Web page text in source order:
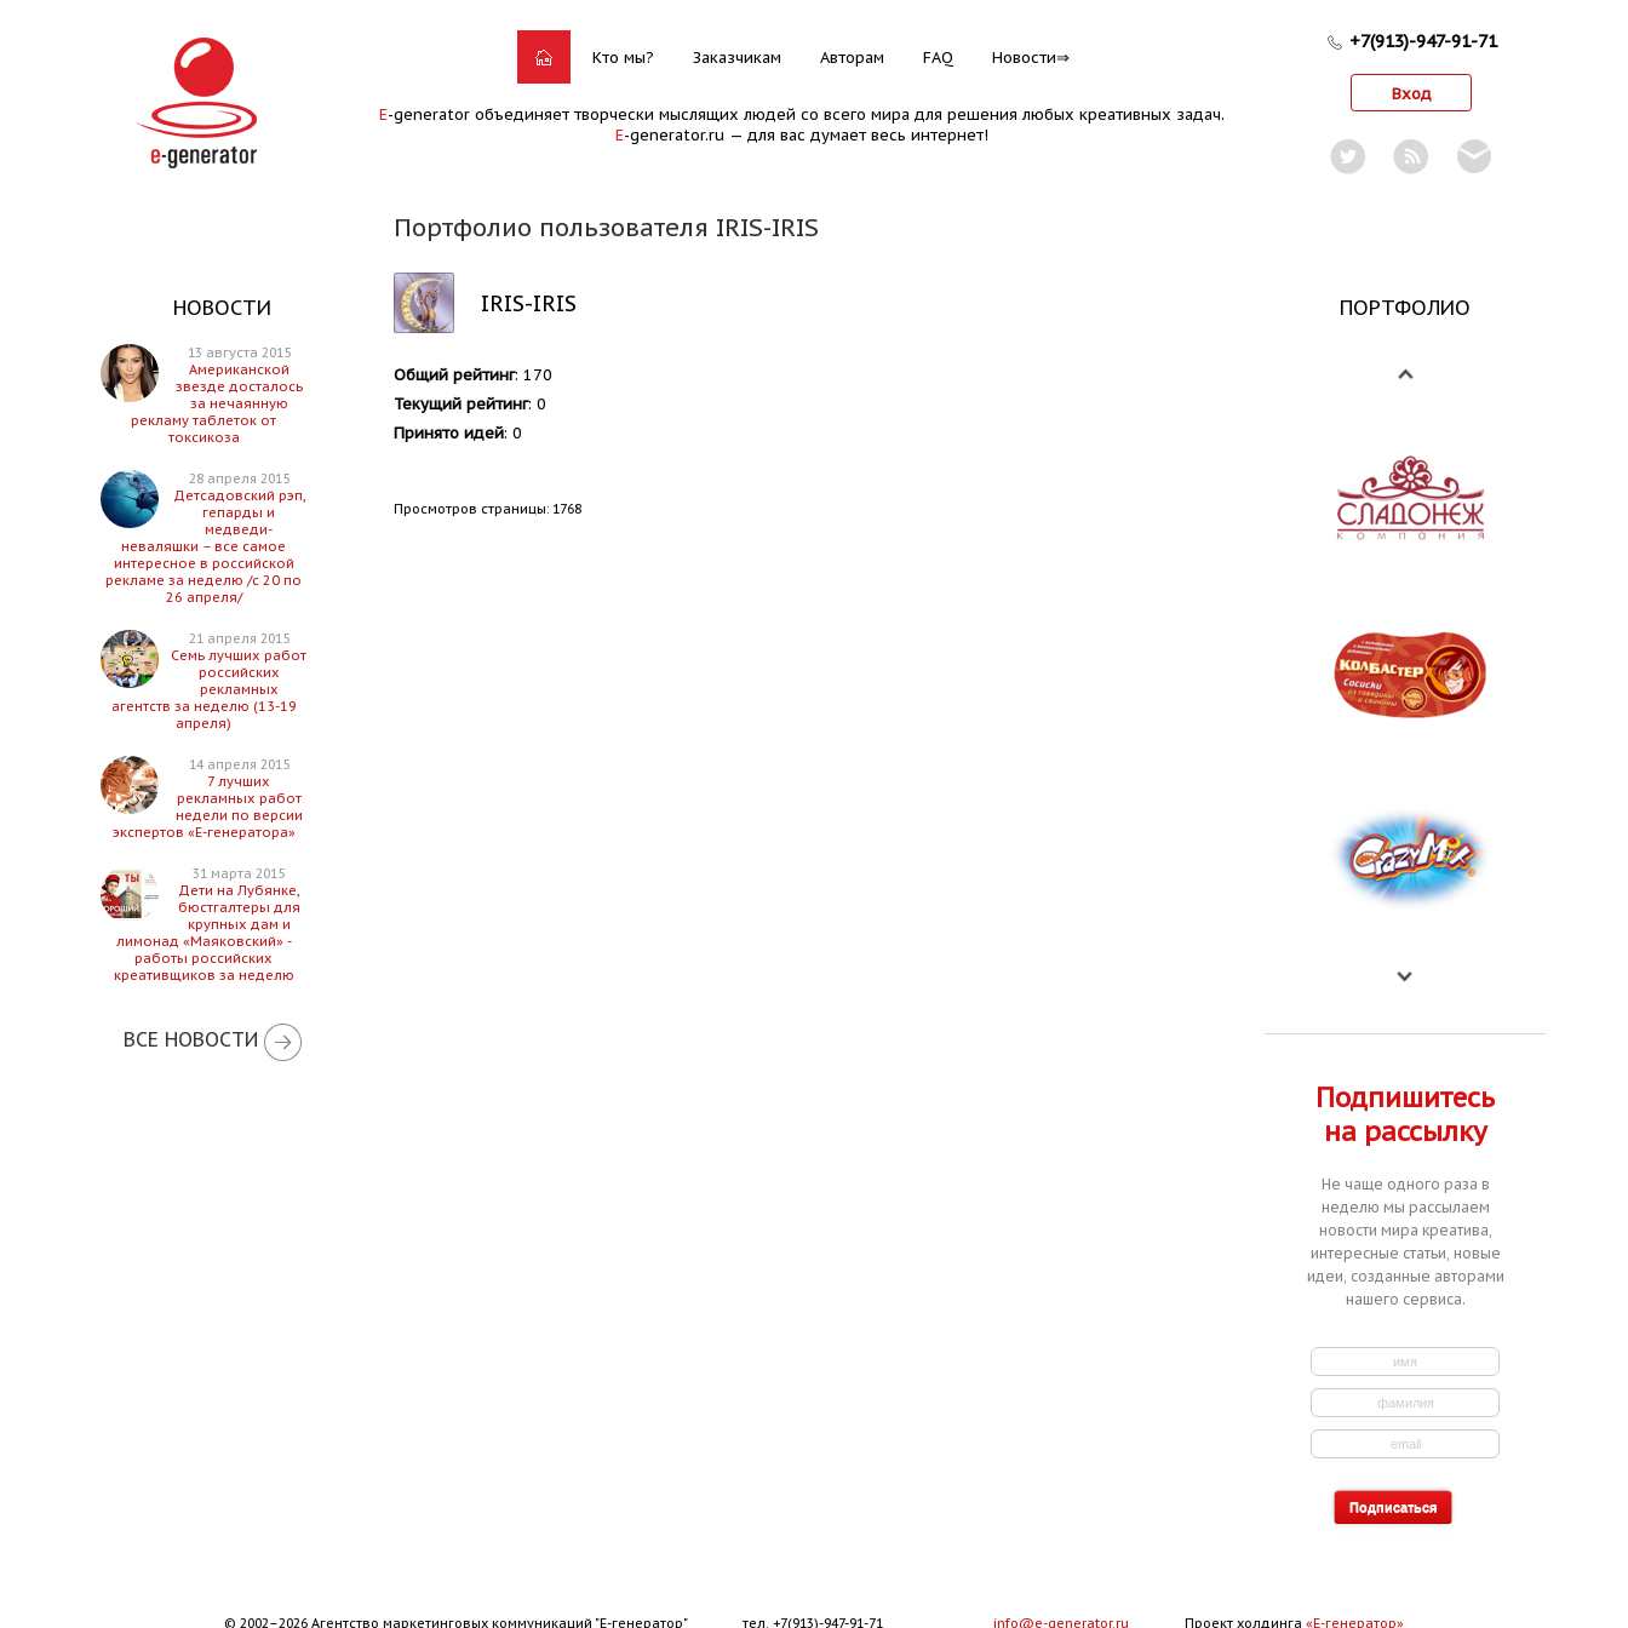
Кто мы? Заказчикам Авторам FAQ Новости
E-generator объединяет творчески мыслящих людей со всего мира для решения любых креативных задач.
E-generator.ru — для вас думает весь интернет!
+7(913)-947-91-71
Вход
Портфолио пользователя IRIS-IRIS
НОВОСТИ
13 августа 2015
Американской
звезде досталось
за нечаянную
рекламу таблеток от
токсикоза
28 апреля 2015
Детсадовский рэп,
гепарды и
медведи-
неваляшки – все самое
интересное в российской
рекламе за неделю /с 20 по
26 апреля/
21 апреля 2015
Семь лучших работ
российских
рекламных
агентств за неделю (13-19
апреля)
14 апреля 2015
7 лучших
рекламных работ
недели по версии
экспертов «Е-генератора»
31 марта 2015
Дети на Лубянке,
бюстгалтеры для
крупных дам и
лимонад «Маяковский» -
работы российских
креативщиков за неделю
ВСЕ НОВОСТИ
IRIS-IRIS
Общий рейтинг: 170
Текущий рейтинг: 0
Принято идей: 0
Просмотров страницы: 1768
ПОРТФОЛИО
Подпишитесь
на рассылку
Не чаще одного раза в
неделю мы рассылаем
новости мира креатива,
интересные статьи, новые
идеи, созданные авторами
нашего сервиса.
© 2002–2026 Агентство маркетинговых коммуникаций "Е-генератор" тел. +7(913)-947-91-71 info@e-generator.ru Проект холдинга«Е-генератор»